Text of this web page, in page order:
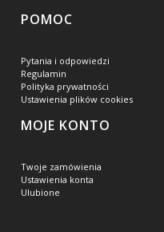
POMOC
Pytania i odpowiedzi
Regulamin
Polityka prywatności
Ustawienia plików cookies
MOJE KONTO
Twoje zamówienia
Ustawienia konta
Ulubione